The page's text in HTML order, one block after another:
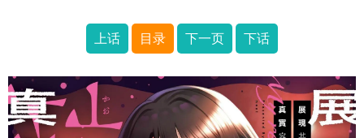
上话 目录 下一页 下话